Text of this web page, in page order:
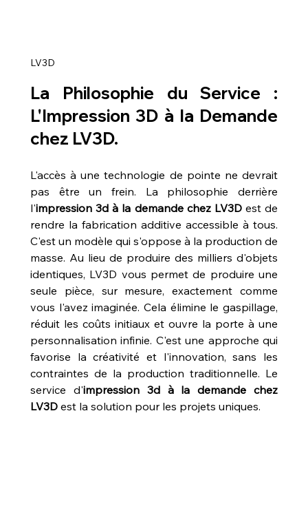
LV3D
La Philosophie du Service :
L'Impression 3D à la Demande
chez LV3D.
L'accès à une technologie de pointe ne devrait
pas être un frein. La philosophie derrière
l'impression 3d à la demande chez LV3D est de
rendre la fabrication additive accessible à tous.
C'est un modèle qui s'oppose à la production de
masse. Au lieu de produire des milliers d'objets
identiques, LV3D vous permet de produire une
seule pièce, sur mesure, exactement comme
vous l'avez imaginée. Cela élimine le gaspillage,
réduit les coûts initiaux et ouvre la porte à une
personnalisation infinie. C'est une approche qui
favorise la créativité et l'innovation, sans les
contraintes de la production traditionnelle. Le
service d'impression 3d à la demande chez
LV3D est la solution pour les projets uniques.